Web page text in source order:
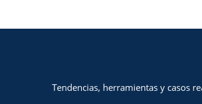
Tendencias, herramientas y casos